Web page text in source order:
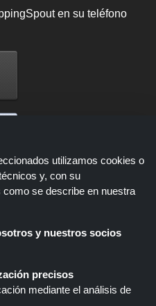
en su teléfono
que presenta ofertas, descuentos y
disponibles a través de diferentes
a través de estos enlaces,
únicamente a través de estos
utilizamos cookies o
y, con su
se describe en nuestra
y nuestros socios
precisos
mediante el análisis de